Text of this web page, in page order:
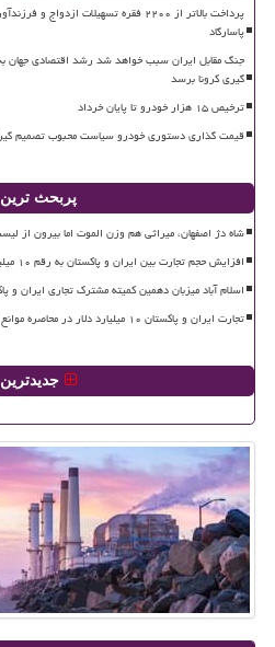
پاسارگاد
جنگ مقابل ایران سبب خواهد شد رشد اقتصادی جهان
گیری کرونا برسد
ترخیص ۱۵ هزار خودرو تا پایان خرداد
قیمت گذاری دستوری خودرو سیاست محبوب تصمیم
پربحث ترین
شاه دژ اصفهان، میراثی هم وزن الموت اما بیرون از
افزایش حجم تجارت بین ایران و پاکستان به رقم ۱۰ میلیارد دلار
اسلام آباد میزبان دهمین کمیته مشترک تجاری ایران و
تجارت ایران و پاکستان ۱۰ میلیارد دلار در محاصره موانع تجاری